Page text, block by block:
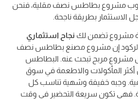
مشروع بطاطس نصف مقلية، فنحن
بطريقة ناجحة.
مشروع تضمن لك نجاح استثماري
إن مشروع مصنع بطاطس نصف
مشروع مربح تبحث عنه. البطاطس
أكثر المأكولات والاطعمة في سوق
وجبه خفيفة وشهية تناسب كل
فهي تكون سريعة التحضير في وقت